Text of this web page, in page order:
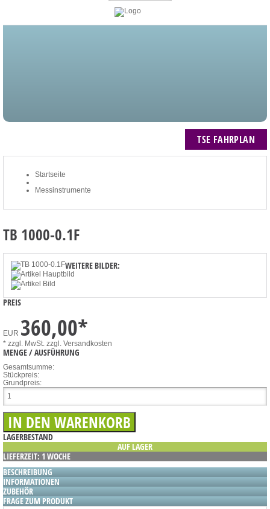
TSE FAHRPLAN
Startseite
Messinstrumente
TB 1000-0.1F
WEITERE BILDER:
PREIS
EUR 360,00*
* zzgl. MwSt. zzgl. Versandkosten
MENGE / AUSFÜHRUNG
Gesamtsumme:
Stückpreis:
Grundpreis:
LAGERBESTAND
AUF LAGER
LIEFERZEIT: 1 WOCHE
BESCHREIBUNG
INFORMATIONEN
ZUBEHÖR
FRAGE ZUM PRODUKT